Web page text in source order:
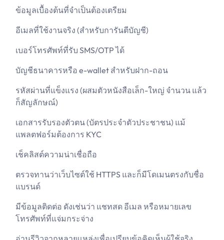
ข้อมูลเบื้องต้นที่จำเป็นต้องเตรียม
อีเมลที่ใช้งานจริง (สำหรับการันตีบัญชี)
เบอร์โทรศัพท์ที่รับ SMS/OTP ได้
บัญชีธนาคารหรือ e-wallet สำหรับฝาก-ถอน
รหัสผ่านที่แข็งแรง (ผสมตัวหนังสือเล็ก-ใหญ่ จำนวน แล้ว
ก็สัญลักษณ์)
เอกสารรับรองตัวตน (บัตรประจำตัวประชาชน) แม้
แพลตฟอร์มต้องการ KYC
เช็คลิสต์ความน่าเชื่อถือ
ตรวจทานว่าเว็บไซต์ใช้ HTTPS และก็มีโดเมนตรงกับชื่อ
แบรนด์
มีข้อมูลติดต่อ ดังเช่นว่า แชทสด อีเมล หรือหมายเลข
โทรศัพท์ที่แจ่มกระจ่าง